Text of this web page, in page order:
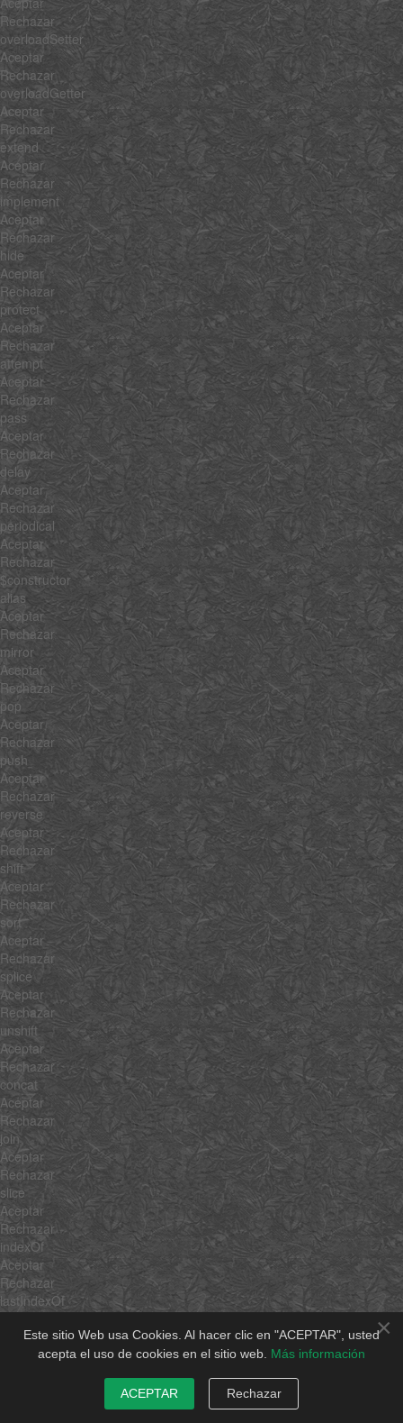
×
Este sitio Web usa Cookies. Al hacer clic en "ACEPTAR", usted
acepta el uso de cookies en el sitio web. Más información
ACEPTAR Rechazar
Rechazar
overloadSetter
Aceptar
Rechazar
overloadGetter
Aceptar
Rechazar
extend
Aceptar
Rechazar
implement
Aceptar
Rechazar
hide
Aceptar
Rechazar
protect
Aceptar
Rechazar
attempt
Aceptar
Rechazar
pass
Aceptar
Rechazar
delay
Aceptar
Rechazar
periodical
Aceptar
Rechazar
$constructor
alias
Aceptar
Rechazar
mirror
Aceptar
Rechazar
pop
Aceptar
Rechazar
push
Aceptar
Rechazar
reverse
Aceptar
Rechazar
shift
Aceptar
Rechazar
sort
Aceptar
Rechazar
splice
Aceptar
Rechazar
unshift
Aceptar
Rechazar
concat
Aceptar
Rechazar
join
Aceptar
Rechazar
slice
Aceptar
Rechazar
indexOf
Aceptar
Rechazar
lastIndexOf
Aceptar
Rechazar